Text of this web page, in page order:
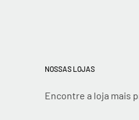
NOSSAS LOJAS
Encontre a loja mais